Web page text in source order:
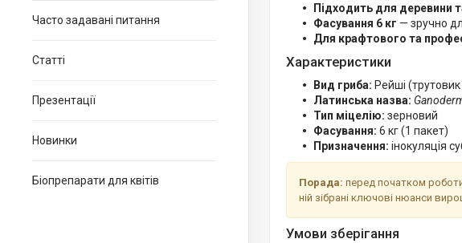
Часто задавані питання
Статті
Презентації
Новинки
Біопрепарати для квітів
Підходить для деревини
Фасування 6 кг — зручно
Для крафтового та
Характеристики
Вид гриба: Рейші
Латинська назва:
Тип міцелію: зерновий
Фасування: 6 кг (1 пакет)
Призначення: інокуляція
Порада: перед початком
ній зібрані ключові нюанси
Умови зберігання